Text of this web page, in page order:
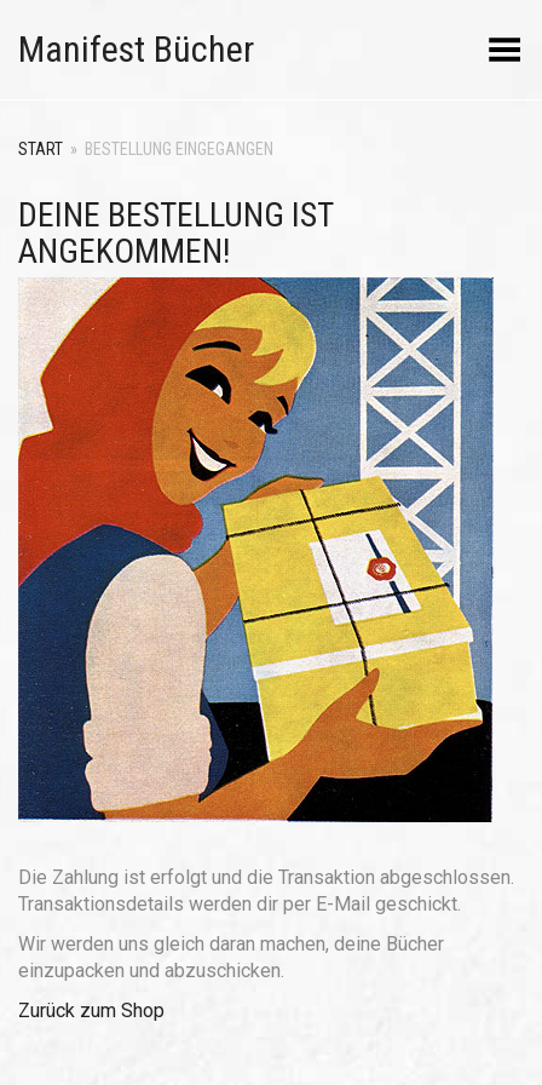
Manifest Bücher Menü umschalten
START » BESTELLUNG EINGEGANGEN
DEINE BESTELLUNG IST
ANGEKOMMEN!
Die Zahlung ist erfolgt und die Transaktion abgeschlossen.
Transaktionsdetails werden dir per E-Mail geschickt.
Wir werden uns gleich daran machen, deine Bücher
einzupacken und abzuschicken.
Zurück zum Shop